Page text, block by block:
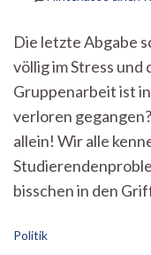
Die letzte Abgabe
völlig im Stress
Gruppenarbeit ist
verloren
allein! Wir alle
bisschen in den
Politik